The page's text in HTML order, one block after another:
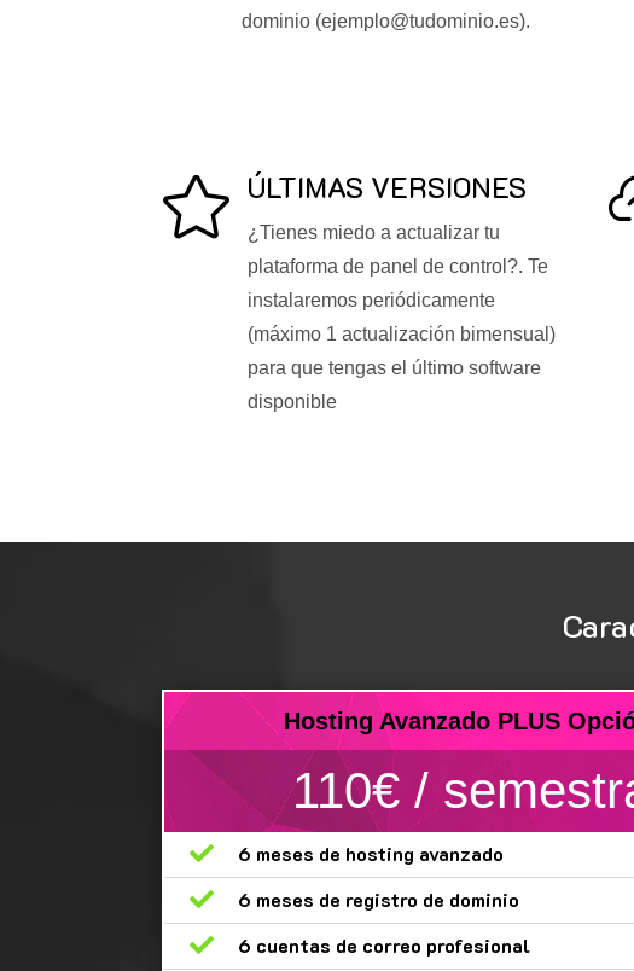
dominio (ejemplo@tudominio.es).
 ÚLTIMAS VERSIONES
¿Tienes miedo a actualizar tu
plataforma de panel de control?. Te
instalaremos periódicamente
(máximo 1 actualización bimensual)
para que tengas el último software
disponible
Hosting Avanzado PLUS
110€ /

6 meses de hosting avanzado

6 meses de registro de dominio

6 cuentas de correo profesional